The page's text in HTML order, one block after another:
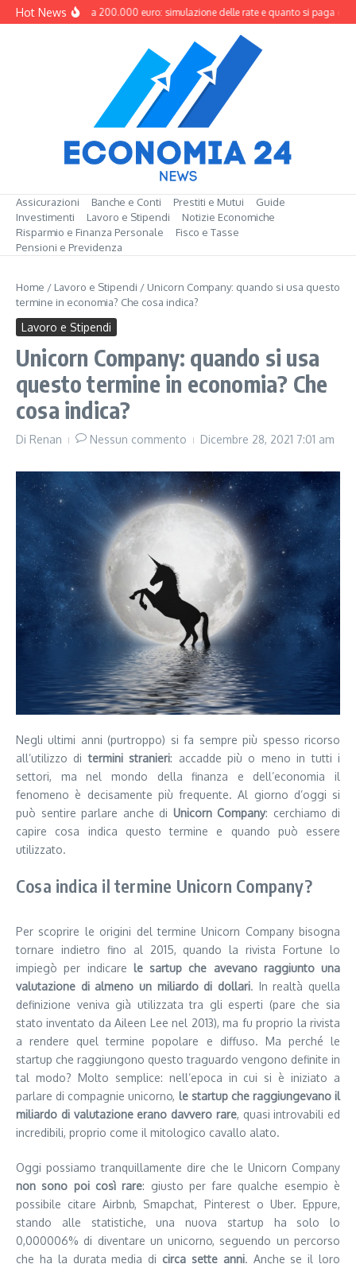
Salta al contenuto
Hot NewsMutuo da 200.000 euro: simulazione delle rate e quanto si paga
Assicurazioni Banche e Conti Prestiti e Mutui
Guide
Investimenti
Lavoro e Stipendi
Notizie Economiche
Risparmio e Finanza Personale
Fisco e Tasse
Pensioni e Previdenza
Home / Lavoro e Stipendi / Unicorn Company: quando si usa questo
termine in economia? Che cosa indica?
Lavoro e Stipendi
Unicorn Company: quando si usa
questo termine in economia? Che
cosa indica?
Di Renan Nessun commento Dicembre 28, 2021 7:01 am
Negli ultimi anni (purtroppo) si fa sempre più spesso ricorso
all’utilizzo ditermini stranieri: accadde più o meno in tutti i
settori, ma nel mondo della finanza e dell’economia il
fenomeno è decisamente più frequente. Al giorno d’oggi si
può sentire parlare anche di Unicorn Company: cerchiamo di
capire cosa indica questo termine e quando può essere
utilizzato.
Cosa indica il termine Unicorn Company?
Per scoprire le origini del termine Unicorn Company bisogna
tornare indietro fino al 2015, quando la rivista Fortune lo
impiegò per indicare le sartup che avevano raggiunto una
valutazione di almeno un miliardo di dollari. In realtà quella
definizione veniva già utilizzata tra gli esperti (pare che sia
stato inventato da Aileen Lee nel 2013), ma fu proprio la rivista
a rendere quel termine popolare e diffuso. Ma perché le
startup che raggiungono questo traguardo vengono definite in
tal modo? Molto semplice: nell’epoca in cui si è iniziato a
parlare di compagnie unicorno, le startup che raggiungevano il
miliardo di valutazione erano davvero rare, quasi introvabili ed
incredibili, proprio come il mitologico cavallo alato.
Oggi possiamo tranquillamente dire che le Unicorn Company
non sono poi così rare: giusto per fare qualche esempio è
possibile citare Airbnb, Smapchat, Pinterest o Uber. Eppure,
stando alle statistiche, una nuova startup ha solo lo
0,000006% di diventare un unicorno, seguendo un percorso
che ha la durata media di circa sette anni. Anche se il loro